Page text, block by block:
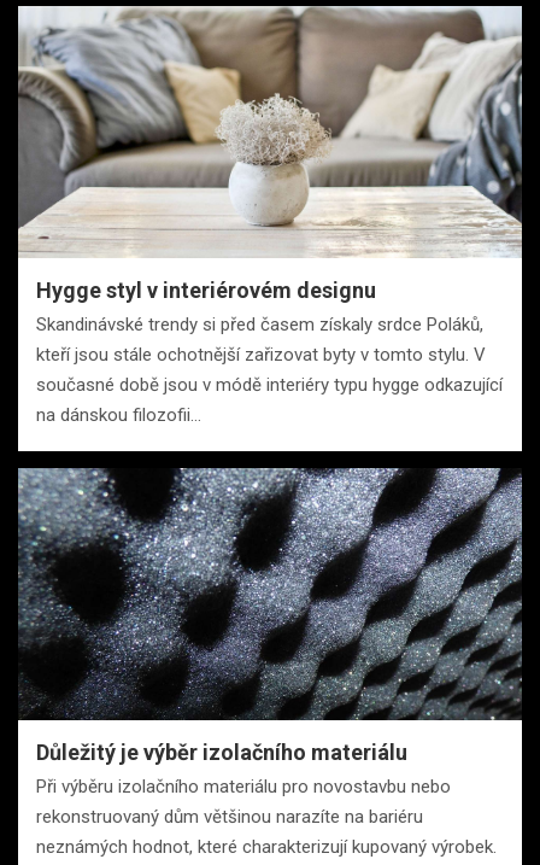
Hygge styl v interiérovém designu
Skandinávské trendy si před časem získaly srdce Poláků,
kteří jsou stále ochotnější zařizovat byty v tomto stylu. V
současné době jsou v módě interiéry typu hygge odkazující
na dánskou filozofii…
Důležitý je výběr izolačního materiálu
Při výběru izolačního materiálu pro novostavbu nebo
rekonstruovaný dům většinou narazíte na bariéru
neznámých hodnot, které charakterizují kupovaný výrobek.